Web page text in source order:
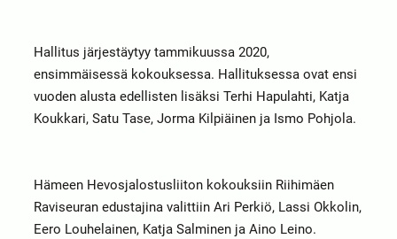
Hallitus järjestäytyy tammikuussa 2020,
ensimmäisessä kokouksessa. Hallituksessa ovat ensi
vuoden alusta edellisten lisäksi Terhi Hapulahti, Katja
Koukkari, Satu Tase, Jorma Kilpiäinen ja Ismo Pohjola.
Hämeen Hevosjalostusliiton kokouksiin Riihimäen
Raviseuran edustajina valittiin Ari Perkiö, Lassi Okkolin,
Eero Louhelainen, Katja Salminen ja Aino Leino.